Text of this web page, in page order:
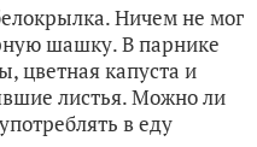
Ничем не мог
шашку. В парнике
цветная капуста и
листья. Можно ли
в еду